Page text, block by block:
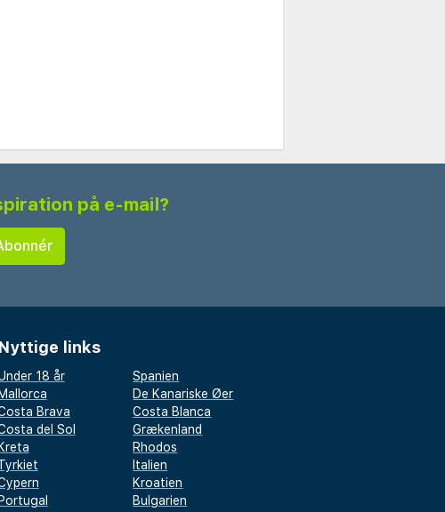
på e-mail?
Nyttige links
18 år
Spanien
Mallorca
De Kanariske Øer
Brava
Costa Blanca
del Sol
Grækenland
Kreta
Rhodos
Italien
Kroatien
Portugal
Bulgarien